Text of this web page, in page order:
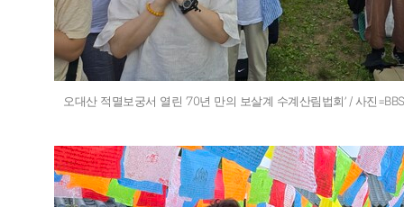
오대산 적멸보궁서 열린 ‘70년 만의 보살계 수계산림법회’ / 사진